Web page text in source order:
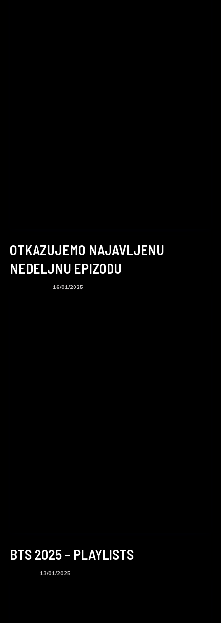
OTKAZUJEMO NAJAVLJENU
NEDELJNU EPIZODU
16/01/2025
BTS 2025 – PLAYLISTS
13/01/2025